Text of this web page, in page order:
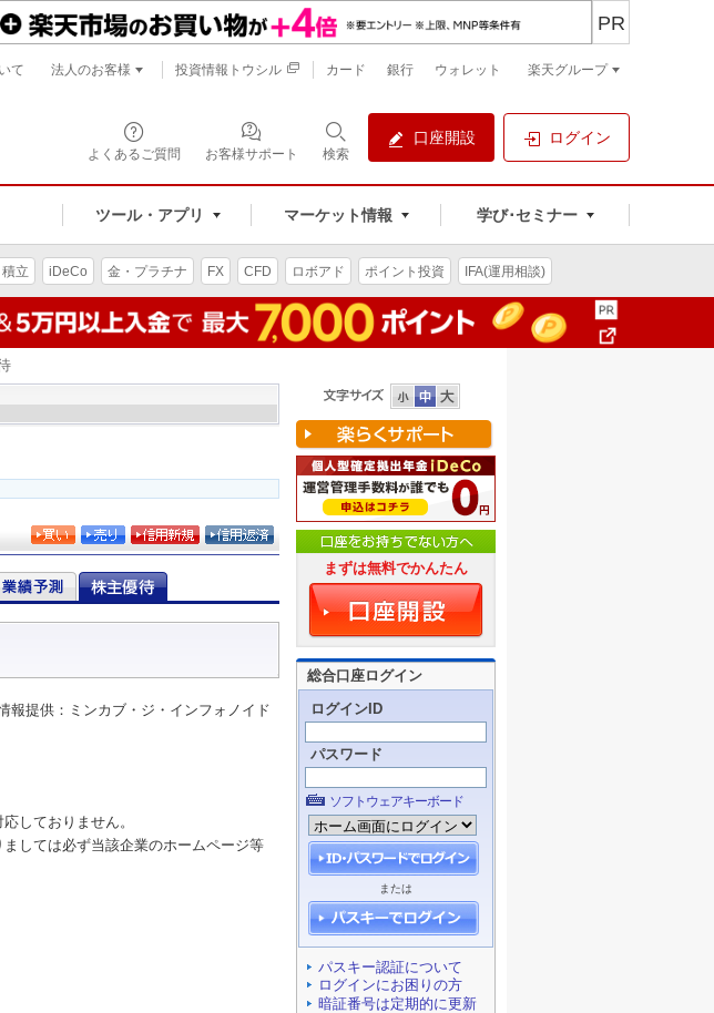
よくあるご質問 お客様サポート 検索
口座開設 ログイン
ツール・アプリ マーケット情報 学び･セミナー
PR
て 法人のお客様 投資情報トウシル カード 銀行 ウォレット 楽天グループ
立 iDeCo 金・プラチナ FX CFD ロボアド ポイント投資 IFA(運用相談)
報提供：ミンカブ・ジ・インフォノイド
しておりません。
しては必ず当該企業のホームページ等
まずは無料でかんたん
総合口座ログイン
ログインID
パスワード
ソフトウェアキーボード
または
パスキー認証について
ログインにお困りの方
暗証番号は定期的に更新